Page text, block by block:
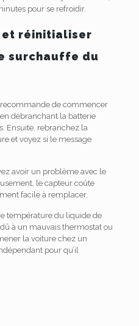
pour se refroidir.
et réinitialiser
surchauffe du
de commencer
débranchant la batterie
Ensuite, rebranchez la
et voyez si le message
avoir un problème avec le
le capteur coûte
facile à remplacer.
température du liquide de
à un mauvais thermostat ou
la voiture chez un
pour qu’il